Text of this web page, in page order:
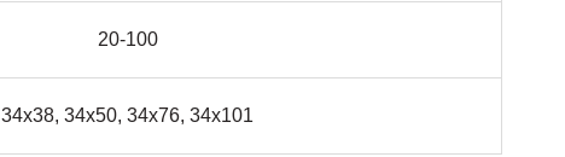
20-100
34х38, 34х50, 34х76, 34х101